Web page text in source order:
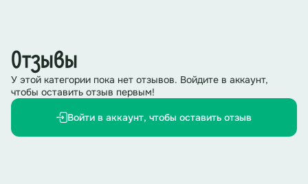
Отзывы
У этой категории пока нет отзывов. Войдите в аккаунт,
чтобы оставить отзыв первым!
Войти в аккаунт, чтобы оставить отзыв